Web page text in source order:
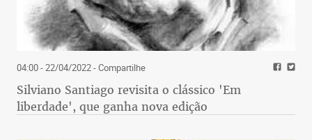
04:00 - 22/04/2022- Compartilhe
Silviano Santiago revisita o clássico 'Em
liberdade', que ganha nova edição